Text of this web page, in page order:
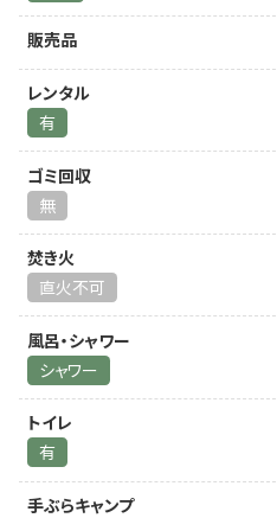
販売品
レンタル
有
ゴミ回収
無
焚き火
直火不可
風呂・シャワー
シャワー
トイレ
有
手ぶらキャンプ